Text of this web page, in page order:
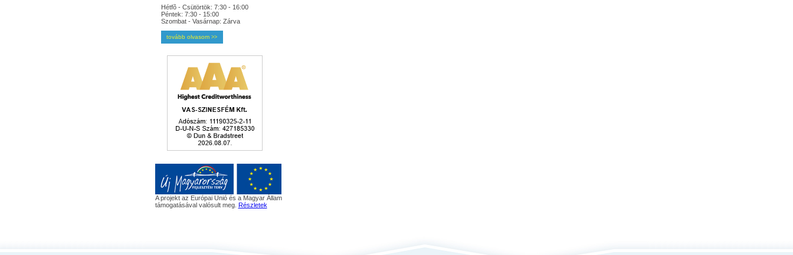
Hétfõ - Csütörtök: 7:30 - 16:00
Péntek: 7:30 - 15:00
Szombat - Vasárnap: Zárva
tovább olvasom >>
A projekt az Európai Unió és a Magyar Állam
támogatásával valósult meg. Részletek